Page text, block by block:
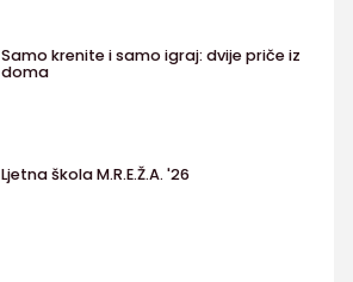
Samo krenite i samo igraj: dvije priče iz
doma
Ljetna škola M.R.E.Ž.A. '26